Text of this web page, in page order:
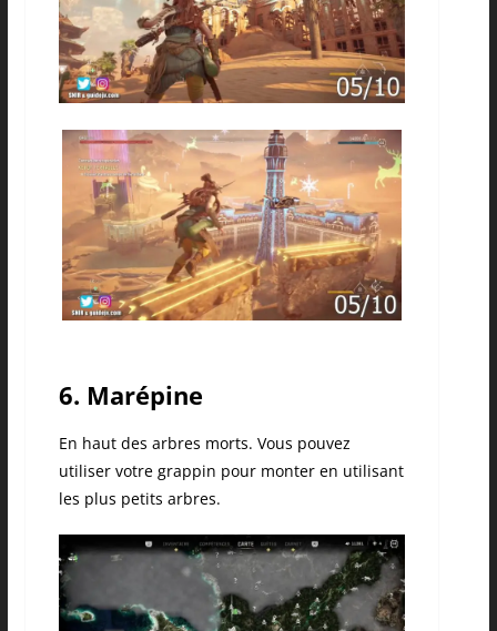
6. Marépine
En haut des arbres morts. Vous pouvez
utiliser votre grappin pour monter en utilisant
les plus petits arbres.